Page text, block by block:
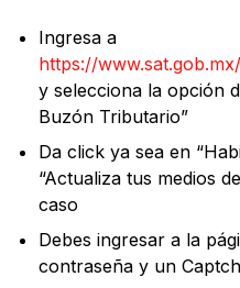
Ingresa a
https://
y selecciona la opción
Buzón Tributario”
Da click ya sea en
“Actualiza tus medios
caso
Debes ingresar a la
contraseña y un